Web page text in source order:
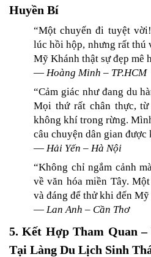
Huyền Bí
“Một chuyến đi tuyệt
lúc hồi hộp, nhưng rất thú
Mỹ Khánh thật sự đẹp mê
— Hoàng Minh – TP.HCM
“Cảm giác như đang du
Mọi thứ rất chân thực,
không khí trong rừng.
câu chuyện dân gian
— Hải Yến – Hà Nội
“Không chỉ ngắm cảnh
về văn hóa miền Tây.
và đáng để thử khi đến
— Lan Anh – Cần Thơ
5. Kết Hợp Tham Quan
Tại Làng Du Lịch Sinh